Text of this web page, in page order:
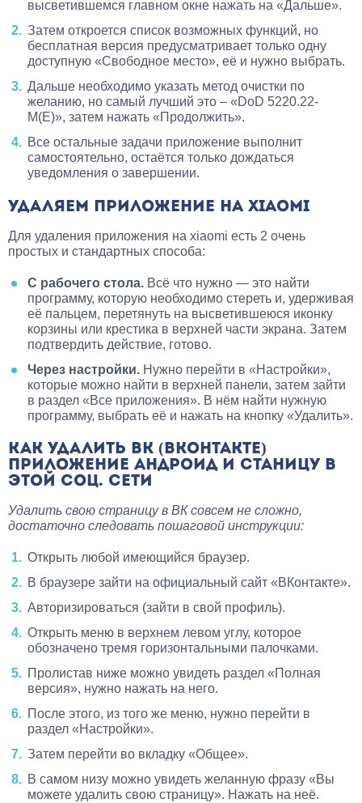
высветившемся главном окне нажать на «Дальше».
Затем откроется список возможных функций, но
бесплатная версия предусматривает только одну
доступную «Свободное место», её и нужно выбрать.
Дальше необходимо указать метод очистки по
желанию, но самый лучший это – «DoD 5220.22-
M(E)», затем нажать «Продолжить».
Все остальные задачи приложение выполнит
самостоятельно, остаётся только дождаться
уведомления о завершении.
УДАЛЯЕМ ПРИЛОЖЕНИЕ НА XIAOMI
Для удаления приложения на xiaomi есть 2 очень
простых и стандартных способа:
С рабочего стола. Всё что нужно — это найти
программу, которую необходимо стереть и, удерживая
её пальцем, перетянуть на высветившеюся иконку
корзины или крестика в верхней части экрана. Затем
подтвердить действие, готово.
Через настройки. Нужно перейти в «Настройки»,
которые можно найти в верхней панели, затем зайти
в раздел «Все приложения». В нём найти нужную
программу, выбрать её и нажать на кнопку «Удалить».
КАК УДАЛИТЬ ВК (ВКОНТАКТЕ)
ПРИЛОЖЕНИЕ АНДРОИД И СТАНИЦУ В
ЭТОЙ СОЦ. СЕТИ
Удалить свою страницу в ВК совсем не сложно,
достаточно следовать пошаговой инструкции:
Открыть любой имеющийся браузер.
В браузере зайти на официальный сайт «ВКонтакте».
Авторизироваться (зайти в свой профиль).
Открыть меню в верхнем левом углу, которое
обозначено тремя горизонтальными палочками.
Пролистав ниже можно увидеть раздел «Полная
версия», нужно нажать на него.
После этого, из того же меню, нужно перейти в
раздел «Настройки».
Затем перейти во вкладку «Общее».
В самом низу можно увидеть желанную фразу «Вы
можете удалить свою страницу». Нажать на неё.